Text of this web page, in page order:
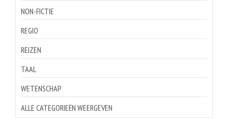
NON-FICTIE
REGIO
REIZEN
TAAL
WETENSCHAP
ALLE CATEGORIEËN WEERGEVEN